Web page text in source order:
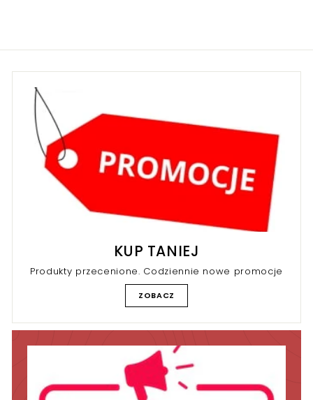
0
KUP TANIEJ
Produkty przecenione. Codziennie nowe promocje
ZOBACZ